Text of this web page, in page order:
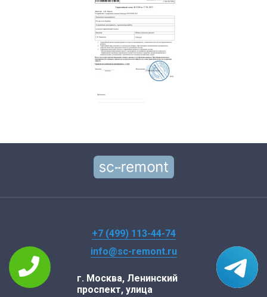
+7 (499) 113-44-74
info@sc-remont.ru
г. Москва, Ленинский
проспект, улица